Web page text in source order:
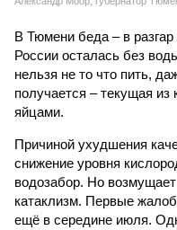
В Тюмени беда – в
России осталась без
нельзя не то что пить,
получается – текущая
яйцами.
Причиной ухудшения
снижение уровня
водозабор. Но
катаклизм. Первые
ещё в середине июля.